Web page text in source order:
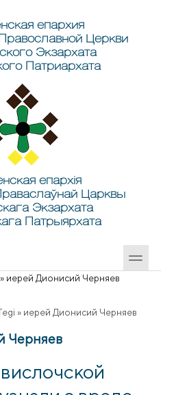
епархия
Церкви
Экзархата
Патриархата
епархія
Царквы
Экзархата
Патрыярхата
» иерей Дионисий Черняев
» иерей Дионисий Черняев
Черняев